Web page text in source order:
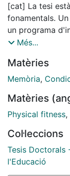
[cat] La tesi
fonamentals.
un programa
memòria que
aportació
amb gent gran
mitjançant la
Aquest
corporals que
memòria,
cognoscitiu que
de memòria, i
Més...
Matèries
Memòria,
Matèries
Physical fitness,
Col·leccions
Tesis Doctorals
l'Educació